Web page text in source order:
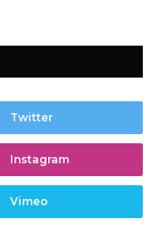
Twitter
Instagram
Vimeo